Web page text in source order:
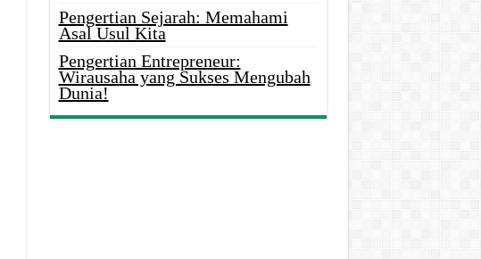
Pengertian Sejarah: Memahami
Asal Usul Kita
Pengertian Entrepreneur:
Wirausaha yang Sukses Mengubah
Dunia!